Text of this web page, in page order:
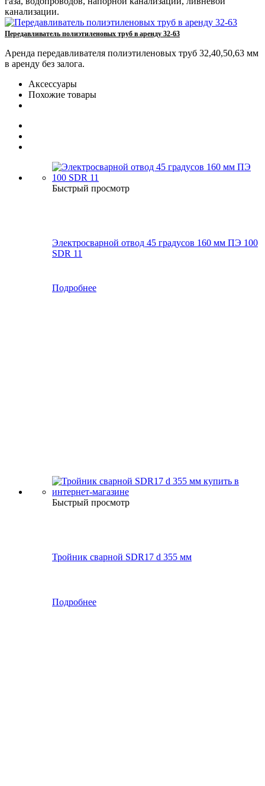
канализации.
Передавливатель полиэтиленовых труб в аренду 32-63
Аренда передавливателя полиэтиленовых труб 32,40,50,63 мм
в аренду без залога.
Аксессуары
Похожие товары
Быстрый просмотр
Электросварной отвод 45 градусов 160 мм ПЭ 100
SDR 11
Подробнее
Быстрый просмотр
Тройник сварной SDR17 d 355 мм
Подробнее